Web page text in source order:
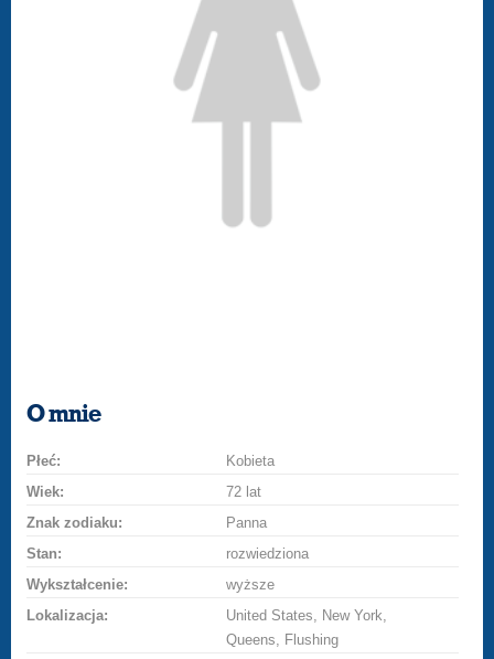
O mnie
Płeć:
Kobieta
Wiek:
72 lat
Znak zodiaku:
Panna
Stan:
rozwiedziona
Wykształcenie:
wyższe
Lokalizacja:
United States, New York,
Queens, Flushing